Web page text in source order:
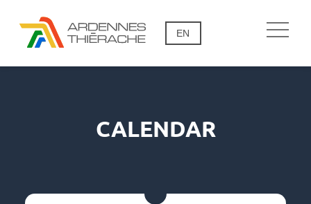
EN
CALENDAR